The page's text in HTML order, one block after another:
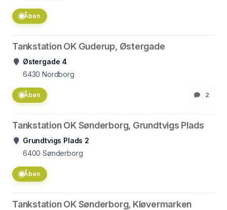
Åben
Tankstation OK Guderup, Østergade
Østergade 4
6430 Nordborg
Åben 2
Tankstation OK Sønderborg, Grundtvigs Plads
Grundtvigs Plads 2
6400 Sønderborg
Åben
Tankstation OK Sønderborg, Kløvermarken